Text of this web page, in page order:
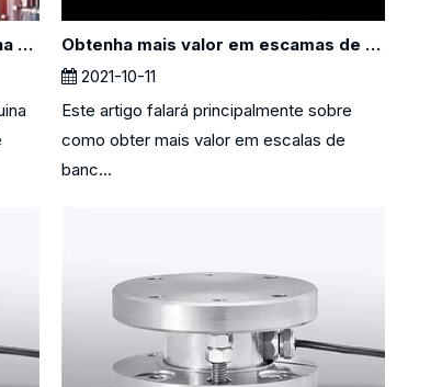
O papel da máquina de pesagem na reciclagem
Obtenha mais valor em escamas de bancada e piso
2021-10-11
Este artigo falará principalmente sobre
como obter mais valor em escalas de
banc...